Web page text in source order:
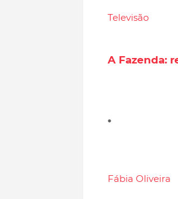
Televisão
A Fazenda:
Fábia Oliveira